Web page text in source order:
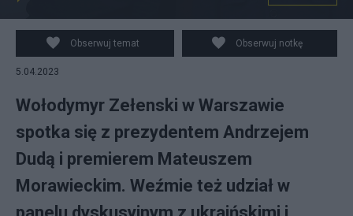
Obserwuj temat Obserwuj notkę
5.04.2023
Wołodymyr Zełenski w Warszawie
spotka się z prezydentem Andrzejem
Dudą i premierem Mateuszem
Morawieckim. Weźmie też udział w